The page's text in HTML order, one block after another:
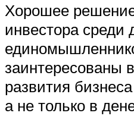
Хорошее
инвестора среди
заинтересованы
развития
а не только в